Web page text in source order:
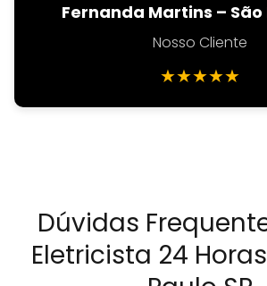
Fernanda Martins – São
Nosso Cliente
★★★★★
Dúvidas
Eletricista 24